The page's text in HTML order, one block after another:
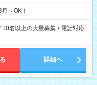
～OK！
10名以上の大量募集 / 電話対応
詳細へ